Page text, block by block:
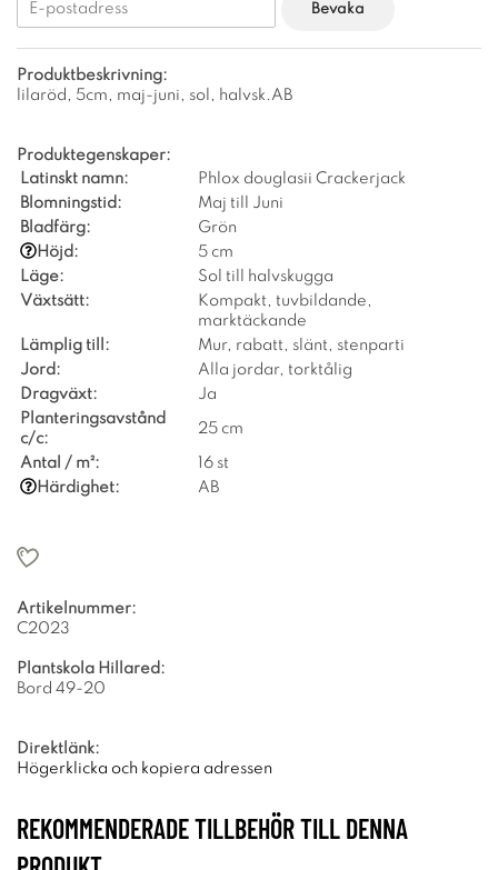
Bevaka
Produktbeskrivning:
lilaröd, 5cm, maj-juni, sol, halvsk.AB
Produktegenskaper:
Latinskt namn:
Phlox douglasii Crackerjack
Blomningstid:
Maj till Juni
Bladfärg:
Grön
Höjd:
5 cm
Läge:
Sol till halvskugga
Växtsätt:
Kompakt, tuvbildande,
marktäckande
Lämplig till:
Mur, rabatt, slänt, stenparti
Jord:
Alla jordar, torktålig
Dragväxt:
Ja
Planteringsavstånd
c/c:
25 cm
Antal / m²:
16 st
Härdighet:
AB
Artikelnummer:
C2023
Plantskola Hillared:
Bord 49-20
Direktlänk:
Högerklicka och kopiera adressen
REKOMMENDERADE TILLBEHÖR TILL DENNA